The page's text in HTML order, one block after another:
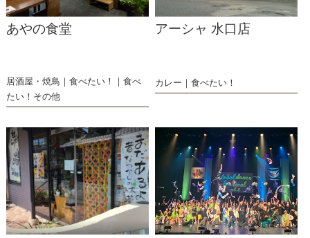
あやの食堂
居酒屋・焼鳥 食べたい！
食べ
たい！その他
アーシャ 水口店
カレー 食べたい！